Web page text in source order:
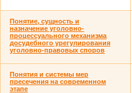
Понятие, сущность и
назначение уголовно-
процессуального механизма
досудебного урегулирования
уголовно-правовых споров
Понятия и системы мер
пресечения на современном
этапе